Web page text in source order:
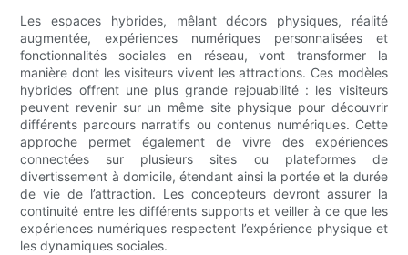
Les espaces hybrides, mêlant décors physiques, réalité
augmentée, expériences numériques personnalisées et
fonctionnalités sociales en réseau, vont transformer la
manière dont les visiteurs vivent les attractions. Ces modèles
hybrides offrent une plus grande rejouabilité : les visiteurs
peuvent revenir sur un même site physique pour découvrir
différents parcours narratifs ou contenus numériques. Cette
approche permet également de vivre des expériences
connectées sur plusieurs sites ou plateformes de
divertissement à domicile, étendant ainsi la portée et la durée
de vie de l’attraction. Les concepteurs devront assurer la
continuité entre les différents supports et veiller à ce que les
expériences numériques respectent l’expérience physique et
les dynamiques sociales.